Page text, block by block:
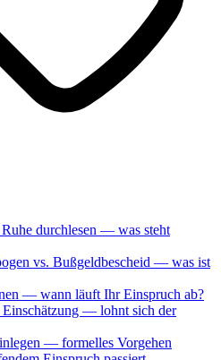
durchlesen — was steht
vs. Bußgeldbescheid — was ist
— wann läuft Ihr Einspruch ab?
Einschätzung — lohnt sich der
— formelles Vorgehen